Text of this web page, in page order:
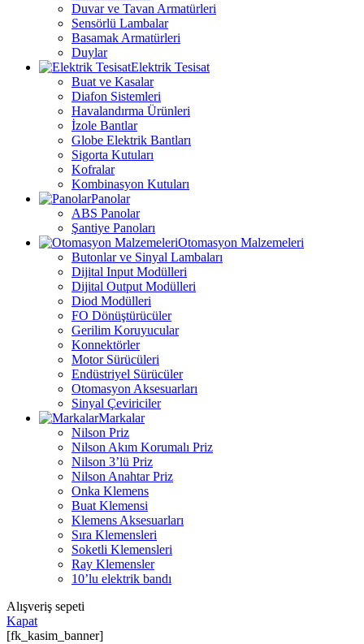
Duvar ve Tavan Armatürleri
Sensörlü Lambalar
Basamak Armatürleri
Duylar
Elektrik Tesisat
Buat ve Kasalar
Diafon Sistemleri
Havalandırma Ürünleri
İzole Bantlar
Globe Elektrik Bantları
Sigorta Kutuları
Kofralar
Kombinasyon Kutuları
Panolar
ABS Panolar
Şantiye Panoları
Otomasyon Malzemeleri
Butonlar ve Sinyal Lambaları
Dijital Input Modülleri
Dijital Output Modülleri
Diod Modülleri
FO Dönüştürücüler
Gerilim Koruyucular
Konnektörler
Motor Sürücüleri
Endüstriyel Sürücüler
Otomasyon Aksesuarları
Sinyal Çeviriciler
Markalar
Nilson Priz
Nilson Akım Korumalı Priz
Nilson 3’lü Priz
Nilson Anahtar Priz
Onka Klemens
Buat Klemensi
Klemens Aksesuarları
Sıra Klemensleri
Soketli Klemensleri
Ray Klemensler
10’lu elektrik bandı
Alışveriş sepeti
Kapat
[fk_kasim_banner]